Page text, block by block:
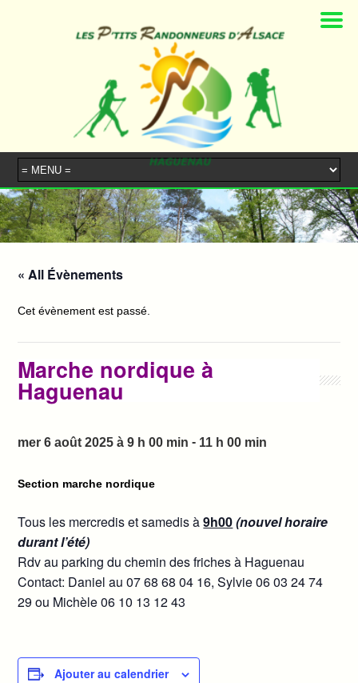
« All Évènements
Cet évènement est passé.
Marche nordique à
Haguenau
mer 6 août 2025 à 9 h 00 min - 11 h 00 min
Section marche nordique
Tous les mercredis et samedis à9h00(nouvel horaire
durant l’été)
Rdv au parking du chemin des friches à Haguenau
Contact: Daniel au07 68 68 04 16, Sylvie 06 03 24 74
29 ou Michèle 06 10 13 12 43
Ajouter au calendrier